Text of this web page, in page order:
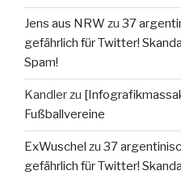
Jens aus NRW zu 37
gefährlich für Twitter!
Spam!
Kandlerzu
Fußballvereine
ExWuschel zu 37
gefährlich für Twitter!